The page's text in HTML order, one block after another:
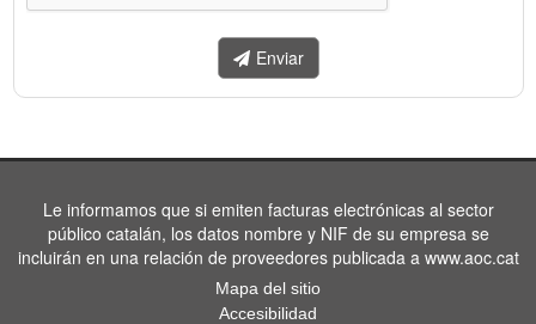
Enviar
Le informamos que si emiten facturas electrónicas al sector
público catalán, los datos nombre y NIF de su empresa se
incluirán en una relación de proveedores publicada a www.aoc.cat
Mapa del sitio
Accesibilidad